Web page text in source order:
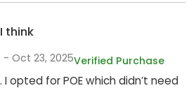
think
- Oct 23, 2025Verified Purchase
opted for POE which didn’t need